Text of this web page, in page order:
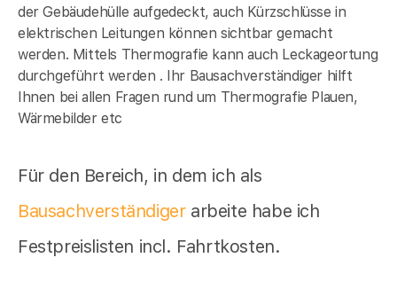
der Gebäudehülle aufgedeckt, auch Kürzschlüsse in
elektrischen Leitungen können sichtbar gemacht
werden. Mittels Thermografie kann auch Leckageortung
durchgeführt werden . Ihr Bausachverständiger hilft
Ihnen bei allen Fragen rund um Thermografie Plauen,
Wärmebilder etc
Für den Bereich, in dem ich als
Bausachverständigerarbeite habe ich
Festpreislisten incl. Fahrtkosten.